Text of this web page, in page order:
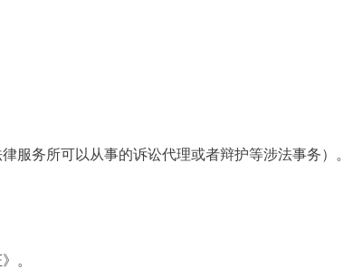
服务所可以从事的诉讼代理或者辩护等涉法事务）。
。